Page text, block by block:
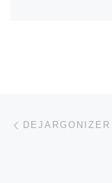
文章导航
DEJARGONIZER